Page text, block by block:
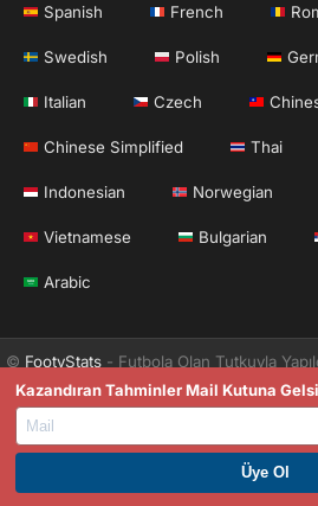
Spanish French
Swedish Polish
Italian Czech
Chinese Simplified Thai
Indonesian Norwegian
Vietnamese Bulgarian
Arabic
© FootyStats - Futbola Olan Tutkuyla
İletişim
Hakkımızda Yardım Gizlilik
Terms & Conditions (English) News
PREMIUM ÜYE OL.
Kazandıran Tahminler Mail Kutuna